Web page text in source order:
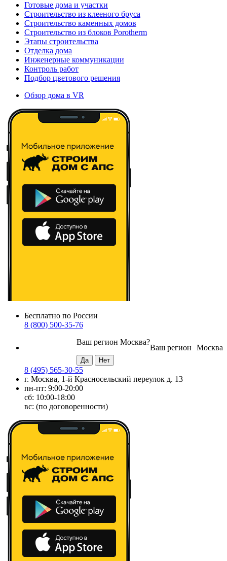
Готовые дома и участки
Строительство из клееного бруса
Строительство каменных домов
Строительство из блоков Porotherm
Этапы строительства
Отделка дома
Инженерные коммуникации
Контроль работ
Подбор цветового решения
Обзор дома в VR
Бесплатно по России
8 (800) 500-35-76
Москва
Ваш регион
Ваш регион Москва?
8 (495) 565-30-55
г. Москва, 1-й Красносельский переулок д. 13
пн-пт: 9:00-20:00
сб: 10:00-18:00
вс: (по договоренности)